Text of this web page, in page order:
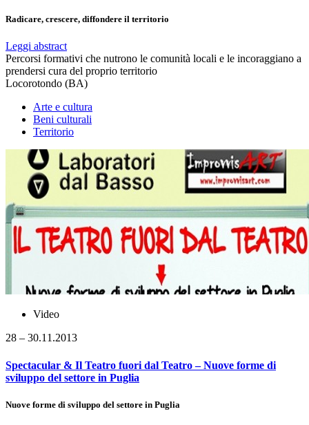
Radicare, crescere, diffondere il territorio
Leggi abstract
Percorsi formativi che nutrono le comunità locali e le incoraggiano a
prendersi cura del proprio territorio
Locorotondo (BA)
Arte e cultura
Beni culturali
Territorio
Video
28 – 30.11.2013
Spectacular & Il Teatro fuori dal Teatro – Nuove forme di
sviluppo del settore in Puglia
Nuove forme di sviluppo del settore in Puglia